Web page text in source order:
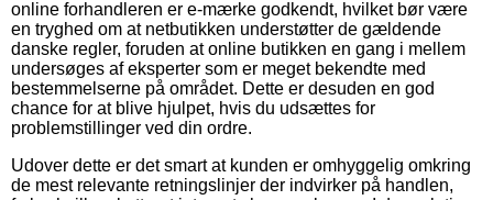
online forhandleren er e-mærke godkendt, hvilket bør være
en tryghed om at netbutikken understøtter de gældende
danske regler, foruden at online butikken en gang i mellem
undersøges af eksperter som er meget bekendte med
bestemmelserne på området. Dette er desuden en god
chance for at blive hjulpet, hvis du udsættes for
problemstillinger ved din ordre.
Udover dette er det smart at kunden er omhyggelig omkring
de mest relevante retningslinjer der indvirker på handlen,